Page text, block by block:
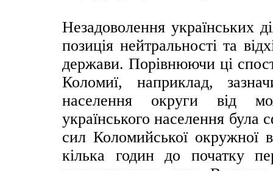
Незадоволення українських
позиція нейтральності та
держави. Порівнюючи ці
Коломиї, наприклад,
населення округи від
українського населення була
сил Коломийської окружної
кілька годин до початку